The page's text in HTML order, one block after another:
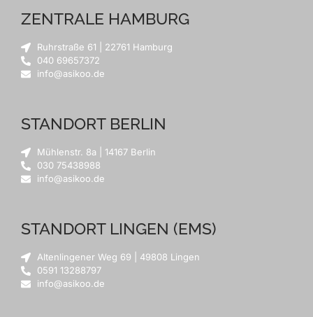
ZENTRALE HAMBURG
Ruhrstraße 61 | 22761 Hamburg
040 69657372
info@asikoo.de
STANDORT BERLIN
Mühlenstr. 8a | 14167 Berlin
030 75438988
info@asikoo.de
STANDORT LINGEN (EMS)
Altenlingener Weg 69 | 49808 Lingen
0591 13288797
info@asikoo.de